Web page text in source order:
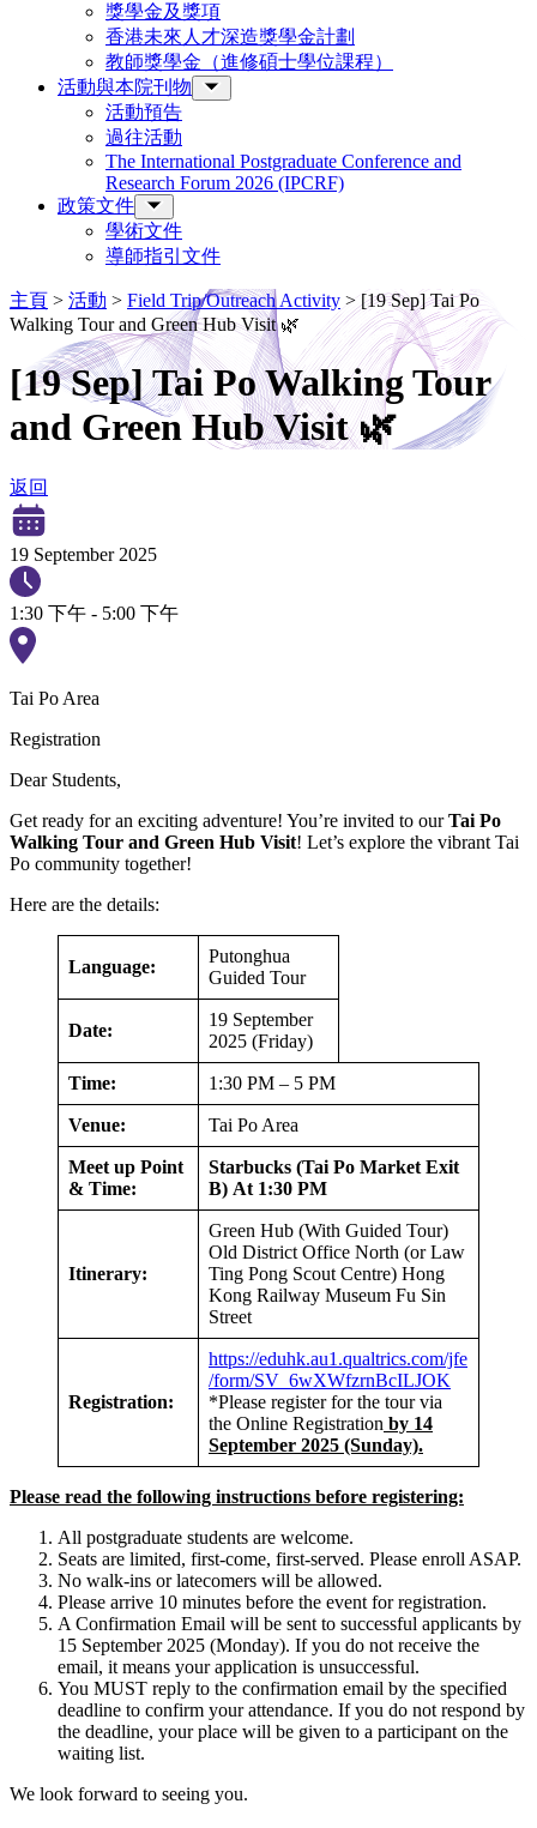
獎學金及獎項
香港未來人才深造獎學金計劃
教師獎學金（進修碩士學位課程）
活動與本院刊物
活動預告
過往活動
The International Postgraduate Conference and
Research Forum 2026 (IPCRF)
政策文件
學術文件
導師指引文件
主頁 > 活動 > Field Trip/Outreach Activity > [19 Sep] Tai Po
Walking Tour and Green Hub Visit 🌿
[19 Sep] Tai Po Walking Tour
and Green Hub Visit 🌿
返回
19 September 2025
1:30 下午 - 5:00 下午
Tai Po Area
Registration
Dear Students,
Get ready for an exciting adventure! You’re invited to ourTai Po
Walking Tour and Green Hub Visit! Let’s explore the vibrant Tai
Po community together!
Here are the details:
Language:
Putonghua
Guided Tour
Date:
19 September
2025 (Friday)
Time: 1:30 PM – 5 PM
Venue: Tai Po Area
Meet up Point
& Time:
Starbucks (Tai Po Market Exit
B) At 1:30 PM
Itinerary:
Green Hub (With Guided Tour)
Old District Office North (or Law
Ting Pong Scout Centre) Hong
Kong Railway Museum Fu Sin
Street
Registration:
https://eduhk.au1.qualtrics.com/jfe
/form/SV_6wXWfzrnBcILJOK
*Please register for the tour via
the Online Registration by 14
September 2025 (Sunday).
Please read the following instructions before registering:
All postgraduate students are welcome.
Seats are limited, first-come, first-served. Please enroll ASAP.
No walk-ins or latecomers will be allowed.
Please arrive 10 minutes before the event for registration.
A Confirmation Email will be sent to successful applicants by
15 September 2025 (Monday). If you do not receive the
email, it means your application is unsuccessful.
You MUST reply to the confirmation email by the specified
deadline to confirm your attendance. If you do not respond by
the deadline, your place will be given to a participant on the
waiting list.
We look forward to seeing you.